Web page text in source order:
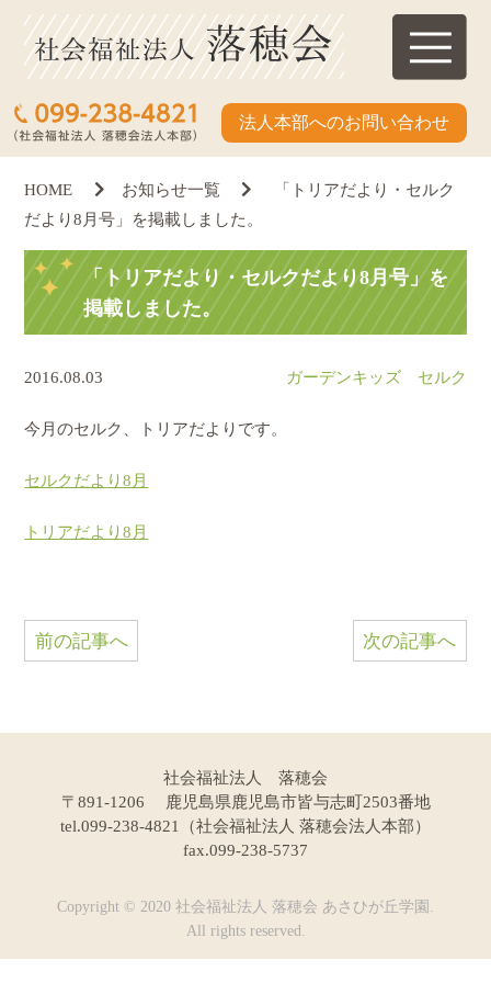
法人本部へのお問い合わせ
HOME お知らせ一覧
「トリアだより・セルク
だより8月号」を掲載しました。
「トリアだより・セルクだより8月号」を
掲載しました。
ガーデンキッズ セルク
2016.08.03
今月のセルク、トリアだよりです。
セルクだより8月
トリアだより8月
前の記事へ 次の記事へ
社会福祉法人 落穂会
〒891-1206 鹿児島県鹿児島市皆与志町2503番地
tel.099-238-4821（社会福祉法人 落穂会法人本部）
fax.099-238-5737
Copyright © 2020 社会福祉法人 落穂会 あさひが丘学園.
All rights reserved.